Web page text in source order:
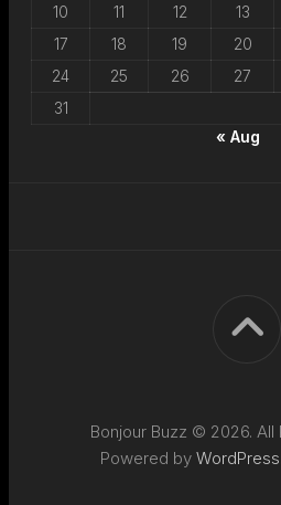
10
11 12 13
17
18 19 20
24
25 26 27
31
« Aug
Bonjour Buzz © 2026. All
Powered by WordPress